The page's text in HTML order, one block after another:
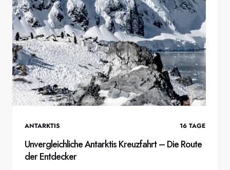
ANTARKTIS 16 TAGE
Unvergleichliche Antarktis Kreuzfahrt – Die Route
der Entdecker